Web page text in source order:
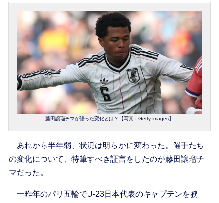
藤田譲瑠チマが語った変化とは？【写真：Getty Images】
あれから半年弱、状況は明らかに変わった。選手たち
の変化について、特筆すべき証言をしたのが藤田譲瑠チ
マだった。
一昨年のパリ五輪でU-23日本代表のキャプテンを務